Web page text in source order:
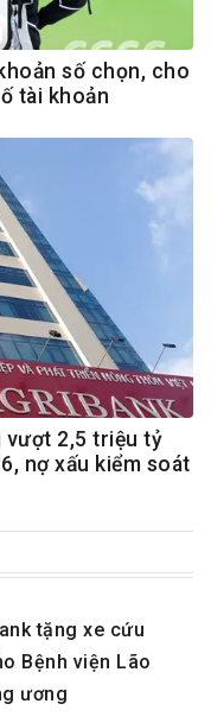
số chọn, cho
tài khoản
vượt 2,5 triệu tỷ
nợ xấu kiểm soát
tặng xe cứu
Bệnh viện Lão
ương